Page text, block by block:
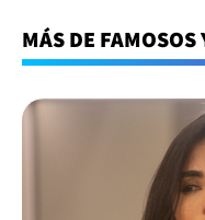
MÁS DE